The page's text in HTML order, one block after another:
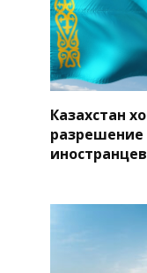
Казахстан
иностранцев